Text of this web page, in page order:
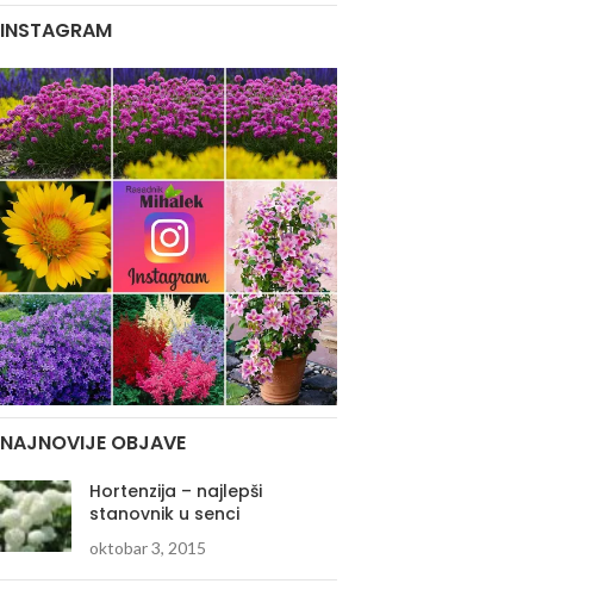
INSTAGRAM
NAJNOVIJE OBJAVE
Hortenzija – najlepši
stanovnik u senci
oktobar 3, 2015